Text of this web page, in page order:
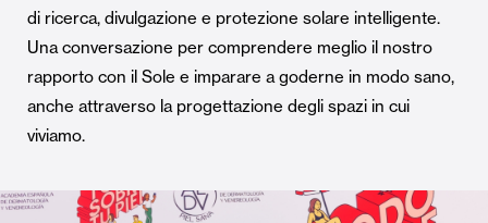
di ricerca, divulgazione e protezione solare intelligente.
Una conversazione per comprendere meglio il nostro
rapporto con il Sole e imparare a goderne in modo sano,
anche attraverso la progettazione degli spazi in cui
viviamo.